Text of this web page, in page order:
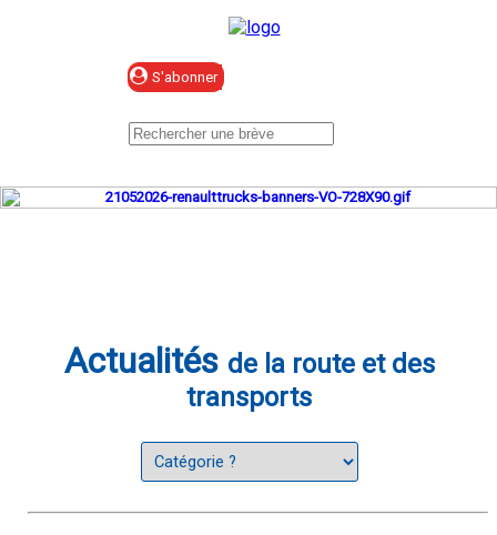
Actualités de la route et des
transports